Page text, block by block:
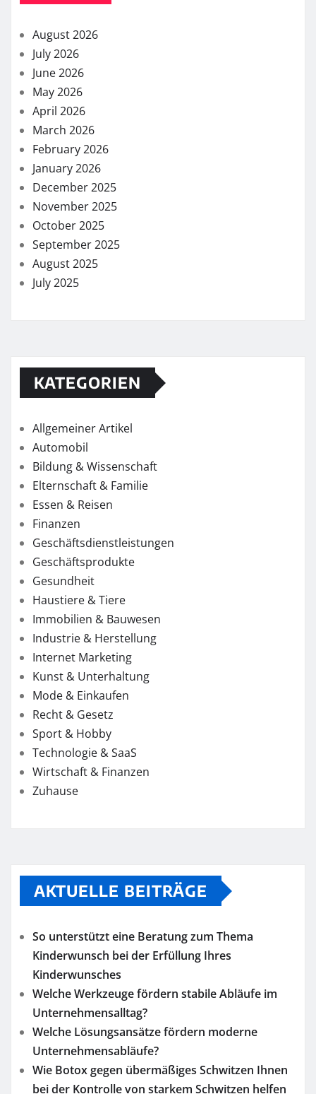
August 2026
July 2026
June 2026
May 2026
April 2026
March 2026
February 2026
January 2026
December 2025
November 2025
October 2025
September 2025
August 2025
July 2025
KATEGORIEN
Allgemeiner Artikel
Automobil
Bildung & Wissenschaft
Elternschaft & Familie
Essen & Reisen
Finanzen
Geschäftsdienstleistungen
Geschäftsprodukte
Gesundheit
Haustiere & Tiere
Immobilien & Bauwesen
Industrie & Herstellung
Internet Marketing
Kunst & Unterhaltung
Mode & Einkaufen
Recht & Gesetz
Sport & Hobby
Technologie & SaaS
Wirtschaft & Finanzen
Zuhause
AKTUELLE BEITRÄGE
So unterstützt eine Beratung zum Thema
Kinderwunsch bei der Erfüllung Ihres
Kinderwunsches
Welche Werkzeuge fördern stabile Abläufe im
Unternehmensalltag?
Welche Lösungsansätze fördern moderne
Unternehmensabläufe?
Wie Botox gegen übermäßiges Schwitzen Ihnen
bei der Kontrolle von starkem Schwitzen helfen